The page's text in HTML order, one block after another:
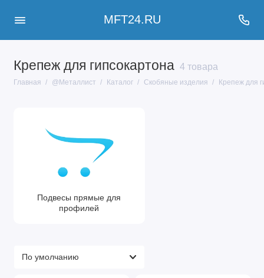
MFT24.RU
Крепеж для гипсокартона 4 товара
Главная @Металлист Каталог Скобяные изделия Крепеж для
Подвесы прямые для
профилей